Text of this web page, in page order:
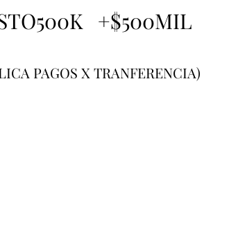
+$500MIL
PAGOS X TRANFERENCIA)